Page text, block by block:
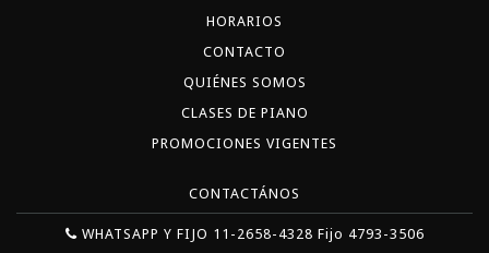
HORARIOS
CONTACTO
QUIÉNES SOMOS
CLASES DE PIANO
PROMOCIONES VIGENTES
CONTACTÁNOS
WHATSAPP Y FIJO 11-2658-4328 Fijo 4793-3506